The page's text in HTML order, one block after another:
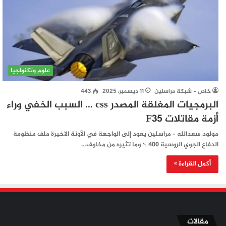
علوم وتكنولجيا
خاص - شبكة مراسلين 11 ديسمبر، 2025 443
البرمجيات المغلقة المصدر css … السبب الخفي وراء
أزمة مقاتلات F35
مولود سعدالله – مراسلين يعود إلى الواجهة في الآونة الاخيرة ملف منظومة
الدفاع الجوي الروسية S‑400 وما تثيره من مخاوف…
أكمل القراءة »
مقالات